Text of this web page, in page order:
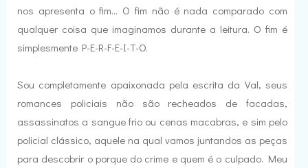
nos apresenta o fim... O fim não é nada comparado com
qualquer coisa que imaginamos durante a leitura. O fim é
simplesmente P-E-R-F-E-I-T-O.
Sou completamente apaixonada pela escrita da Val, seus
romances policiais não são recheados de facadas,
assassinatos a sangue frio ou cenas macabras, e sim pelo
policial clássico, aquele na qual vamos juntandos as peças
para descobrir o porque do crime e quem é o culpado. Meu